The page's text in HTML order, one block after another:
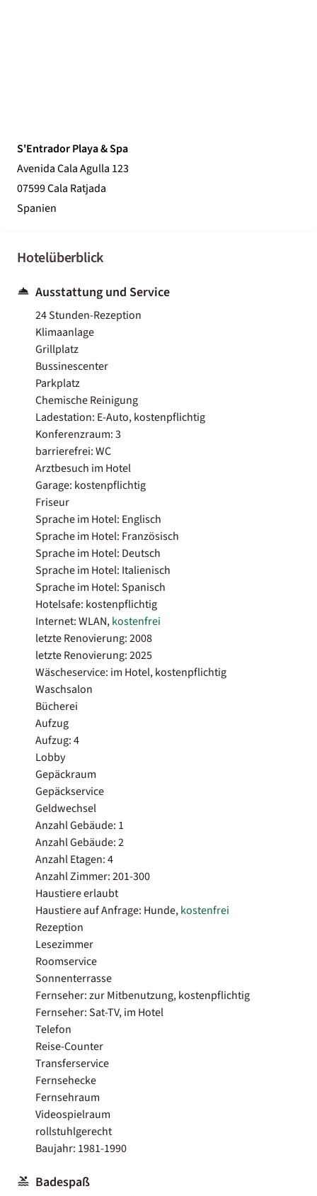
S'Entrador Playa & Spa
Avenida Cala Agulla 123
07599 Cala Ratjada
Spanien
Hotelüberblick
Ausstattung und Service
24 Stunden-Rezeption
Klimaanlage
Grillplatz
Bussinescenter
Parkplatz
Chemische Reinigung
Ladestation: E-Auto, kostenpflichtig
Konferenzraum: 3
barrierefrei: WC
Arztbesuch im Hotel
Garage: kostenpflichtig
Friseur
Sprache im Hotel: Englisch
Sprache im Hotel: Französisch
Sprache im Hotel: Deutsch
Sprache im Hotel: Italienisch
Sprache im Hotel: Spanisch
Hotelsafe: kostenpflichtig
Internet: WLAN,kostenfrei
letzte Renovierung: 2008
letzte Renovierung: 2025
Wäscheservice: im Hotel, kostenpflichtig
Waschsalon
Bücherei
Aufzug
Aufzug: 4
Lobby
Gepäckraum
Gepäckservice
Geldwechsel
Anzahl Gebäude: 1
Anzahl Gebäude: 2
Anzahl Etagen: 4
Anzahl Zimmer: 201-300
Haustiere erlaubt
Haustiere auf Anfrage: Hunde,kostenfrei
Rezeption
Lesezimmer
Roomservice
Sonnenterrasse
Fernseher: zur Mitbenutzung, kostenpflichtig
Fernseher: Sat-TV, im Hotel
Telefon
Reise-Counter
Transferservice
Fernsehecke
Fernsehraum
Videospielraum
rollstuhlgerecht
Baujahr: 1981-1990
Badespaß